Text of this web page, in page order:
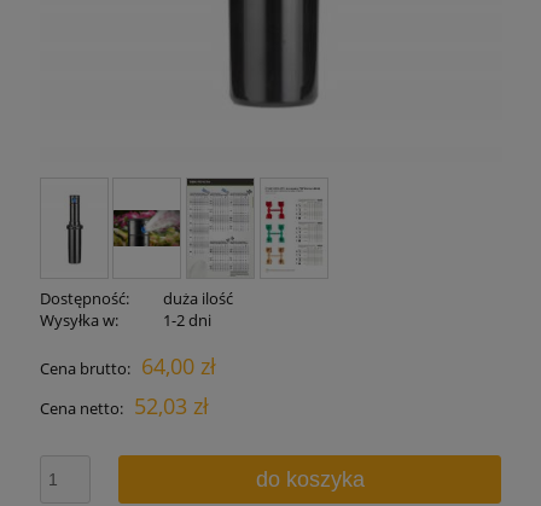
Dostępność:
duża ilość
Wysyłka w:
1-2 dni
Cena brutto: 64,00 zł
Cena netto: 52,03 zł
do koszyka